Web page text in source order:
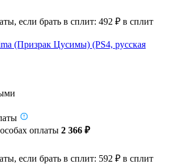
если брать в сплит: 492 ₽ в сплит
(Призрак Цусимы) (PS4, русская
оплаты 2 366 ₽
если брать в сплит: 592 ₽ в сплит